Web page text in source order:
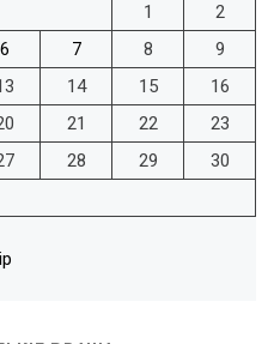
1
2
6 7 8
9
14 15
16
21 22
23
28 29
30